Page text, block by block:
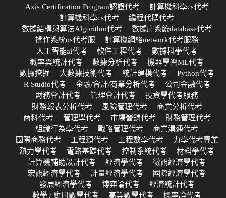
Axis Certification Program認證代考
計算機科學cs代考
計算機科學cs代考
編程代碼代考
數據結構與算法Algorithm代考
數據庫系統database代考
操作系統os代考服
計算機網絡network代考服務
人工智能ai代考
軟件工程代考
數據科學代考
概率與統計代考
數據分析代考
機器學習ML代考
數據挖掘
大數據技術代考 統計建模代考
Python代考
R Studio代考
金融/會計/商業分析代考
公司金融代考
財務會計代考
管理會計代考
投資學代考服務
財務報表分析代考
風險管理代考
商業分析代考
商科代考
管理學代考 市場營銷代考
財務管理代考
組織行為學代考
戰略管理代考
商業溝通代考
國際商務代考
工程類代考 工程數學代考
力學代考專業
熱力學代考
電路基礎代考 控制系統代考
材料學代考
計算機輔助設計代考
經濟學代考
微觀經濟學代考
宏觀經濟學代考
計量經濟學代考
國際經濟學代考
發展經濟學代考
博弈論代考
經濟統計代考
數學 / 應用數學代考
高等數學代考 概率論代考